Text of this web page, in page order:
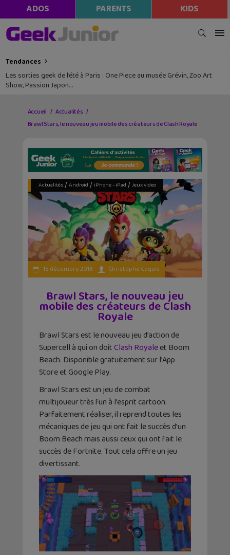
ADOS PARENTS KIDS
Tendances
Les sorties geek de l’été à Paris : One Piece au musée Grévin, Zoo Art
Show, Passion Japon…
Accueil
Actualités
Brawl Stars, le nouveau jeu mobile des créateurs de Clash Royale
Actualités/ Android / iPhone - iPad / Jeux video
15 décembre 2018 Christophe Coquis
Brawl Stars, le nouveau jeu
mobile des créateurs de Clash
Royale
Brawl Stars est le nouveau jeu d’action de
Supercell à qui on doitClash Royaleet Boom
Beach. Disponible gratuitement sur l’App
Store et Google Play.
Brawl Stars est un jeu de combat
multijoueur très fun à l’esprit cartoon.
Parfaitement réaliser, il reprend toutes les
mécaniques de jeu qui ont fait le succès d’un
Boom Beach mais aussi ceux qui ont fait le
succès de Fortnite. Tout cela offre un jeu
divertissant.